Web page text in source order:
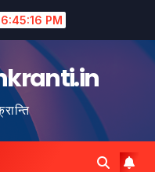
6:45:17 PM